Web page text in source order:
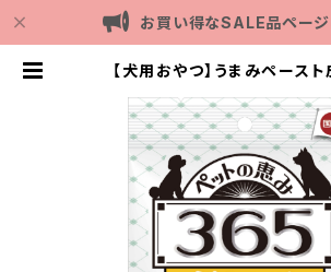
お買い得なSALE品ページ
【犬用おやつ】うまみペース
door with dog